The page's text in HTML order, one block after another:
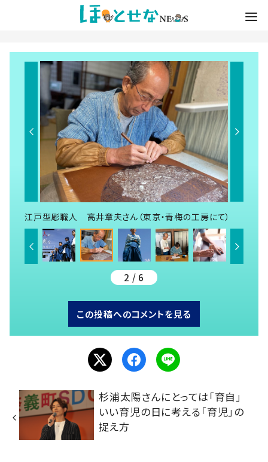
江戸型彫職人 高井章夫さん（東京・青梅の工房にて）
2 / 6
この投稿へのコメントを見る
杉浦太陽さんにとっては「育自」
いい育児の日に考える「育児」の
捉え方